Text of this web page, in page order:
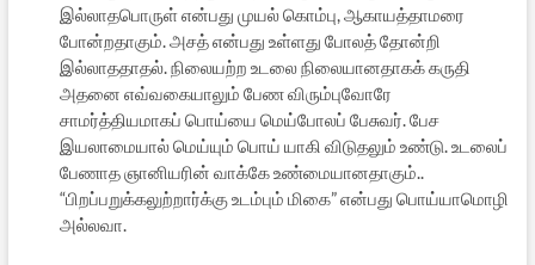
இல்லாதபொருள் என்பது முயல் கொம்பு, ஆகாயத்தாமரை
போன்றதாகும். அசத் என்பது உள்ளது போலத் தோன்றி
இல்லாததாதல். நிலையற்ற உடலை நிலையானதாகக் கருதி
அதனை எவ்வகையாலும் பேண விரும்புவோரே
சாமர்த்தியமாகப் பொய்யை மெய்போலப் பேசுவர். பேச
இயலாமையால் மெய்யும் பொய் யாகி விடுதலும் உண்டு. உடலைப்
பேணாத ஞானியரின் வாக்கே உண்மையானதாகும்..
“பிறப்பறுக்கலுற்றார்க்கு உடம்பும் மிகை” என்பது பொய்யாமொழி
அல்லவா.